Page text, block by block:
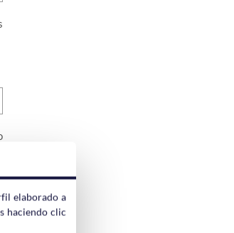
elaborado a
haciendo clic